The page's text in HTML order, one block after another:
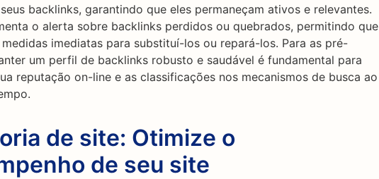
backlinks, garantindo que eles permaneçam ativos e relevantes.
o alerta sobre backlinks perdidos ou quebrados, permitindo que
imediatas para substituí-los ou repará-los. Para as pré-
um perfil de backlinks robusto e saudável é fundamental para
reputação on-line e as classificações nos mecanismos de busca ao
de site: Otimize o
de seu site